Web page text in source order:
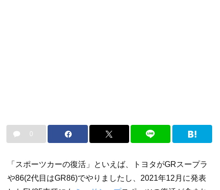
0
「スポーツカーの復活」といえば、トヨタがGRスープラ
や86(2代目はGR86)でやりましたし、2021年12月に発表